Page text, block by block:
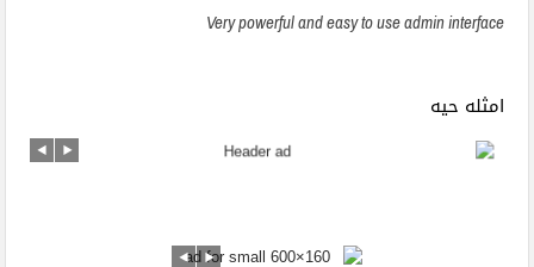
Very powerful and easy to use admin interface
امثله حيه